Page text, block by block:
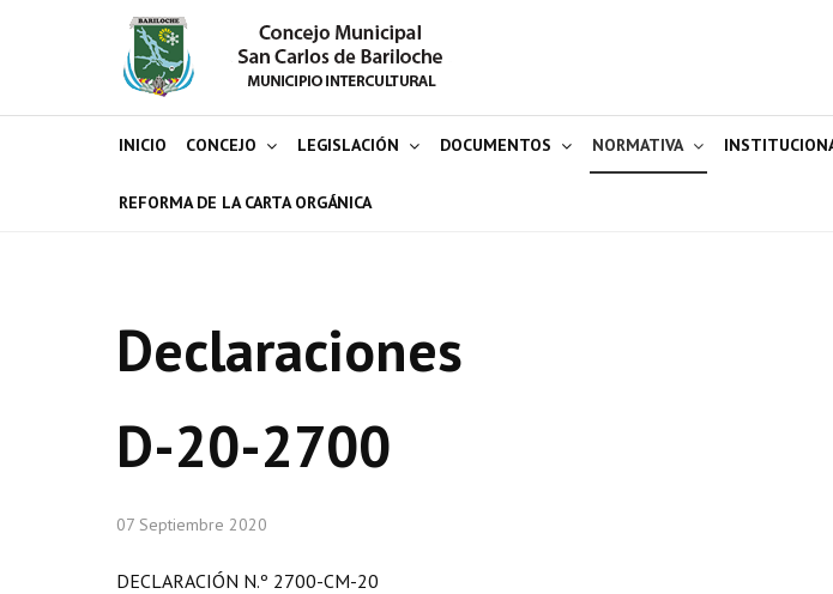
INICIO CONCEJO LEGISLACIÓN DOCUMENTOS NORMATIVA
REFORMA DE LA CARTA ORGÁNICA
Declaraciones
D-20-2700
07 Septiembre 2020
DECLARACIÓN N.º 2700-CM-20